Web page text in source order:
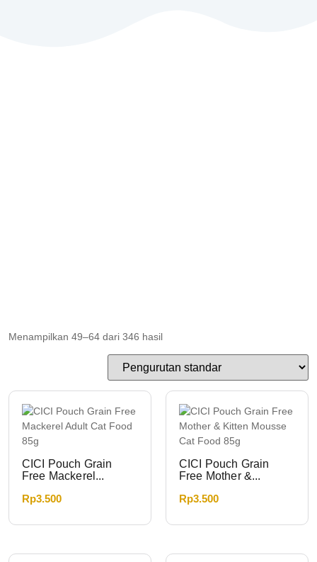
Menampilkan 49–64 dari 346 hasil
CICI Pouch Grain
Free Mackerel...
Rp3.500
CICI Pouch Grain
Free Mother &...
Rp3.500